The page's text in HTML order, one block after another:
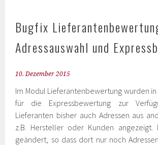
Bugfix
Adressauswahl und
10. Dezember 2015
Im Modul Lieferantenbewertung wurden
für die Expressbewertung zur
Lieferanten bisher auch Adressen aus
z.B. Hersteller oder Kunden angezeigt.
geändert, so dass dort nur noch